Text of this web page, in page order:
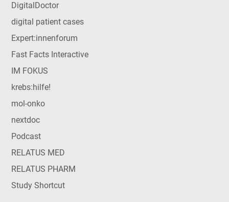
DigitalDoctor
digital patient cases
Expert:innenforum
Fast Facts Interactive
IM FOKUS
krebs:hilfe!
mol-onko
nextdoc
Podcast
RELATUS MED
RELATUS PHARM
Study Shortcut